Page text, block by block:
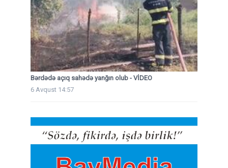
Bərdədə açıq sahədə yanğın olub - VİDEO
6 Avqust 14:57